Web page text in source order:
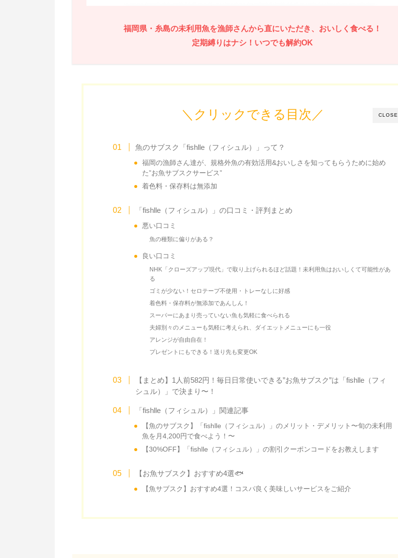
福岡県・糸島の未利用魚を漁師さんから直にいただき、おいしく食べる！
定期縛りはナシ！いつでも解約OK
CLOSE
＼クリックできる目次／
魚のサブスク「fishlle（フィシュル）」って？
福岡の漁師さん達が、規格外魚の有効活用&おいしさを知ってもらうために始め
た”お魚サブスクサービス”
着色料・保存料は無添加
「fishlle（フィシュル）」の口コミ・評判まとめ
悪い口コミ
魚の種類に偏りがある？
良い口コミ
NHK「クローズアップ現代」で取り上げられるほど話題！未利用魚はおいしくて可能性があ
る
ゴミが少ない！セロテープ不使用・トレーなしに好感
着色料・保存料が無添加であんしん！
スーパーにあまり売っていない魚も気軽に食べられる
夫婦別々のメニューも気軽に考えられ、ダイエットメニューにも一役
アレンジが自由自在！
プレゼントにもできる！送り先も変更OK
【まとめ】1人前582円！毎日日常使いできる”お魚サブスク”は「fishlle（フィ
シュル）」で決まり〜！
「fishlle（フィシュル）」関連記事
【魚のサブスク】「fishlle（フィシュル）」のメリット・デメリット〜旬の未利用
魚を月4,200円で食べよう！〜
【30%OFF】「fishlle（フィシュル）」の割引クーポンコードをお教えします
【お魚サブスク】おすすめ4選🐟
【魚サブスク】おすすめ4選！コスパ良く美味しいサービスをご紹介